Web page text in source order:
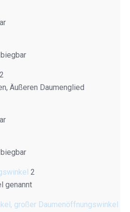
2
Äußeren Daumenglied
2
genannt
großer Daumenöffnungswinkel